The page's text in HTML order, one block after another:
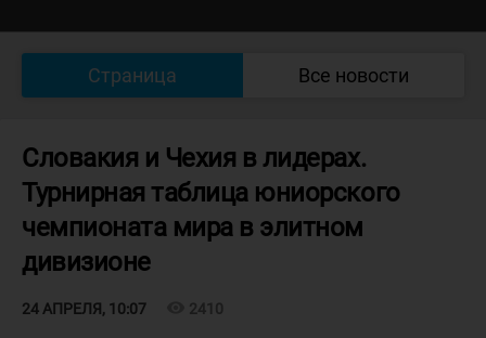
Страница Все новости
Словакия и Чехия в лидерах.
Турнирная таблица юниорского
чемпионата мира в элитном
дивизионе
24 АПРЕЛЯ, 10:07 2410